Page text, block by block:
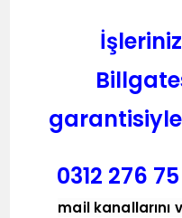
0312 276
mail